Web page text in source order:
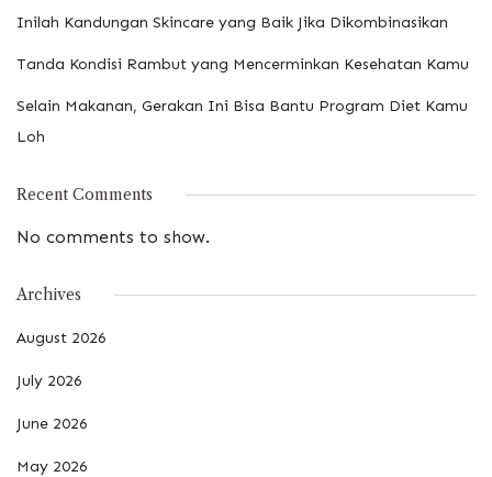
Inilah Kandungan Skincare yang Baik Jika Dikombinasikan
Tanda Kondisi Rambut yang Mencerminkan Kesehatan Kamu
Selain Makanan, Gerakan Ini Bisa Bantu Program Diet Kamu
Loh
Recent Comments
No comments to show.
Archives
August 2026
July 2026
June 2026
May 2026